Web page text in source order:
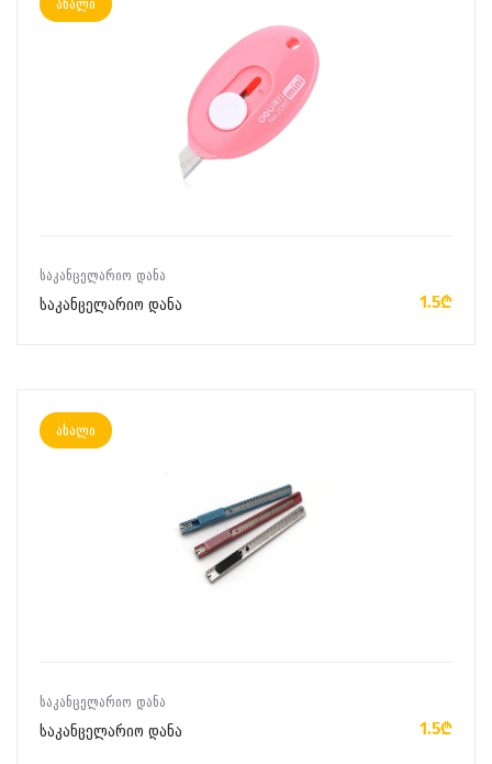
ახალი
ᲡᲐᲙᲐᲜᲪᲔᲚᲐᲠᲘᲝ ᲓᲐᲜᲐ
საკანცელარიო დანა 1.5₾
ახალი
ᲡᲐᲙᲐᲜᲪᲔᲚᲐᲠᲘᲝ ᲓᲐᲜᲐ
საკანცელარიო დანა 1.5₾